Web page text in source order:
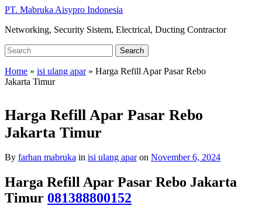
Skip
main
PT. Mabruka Aisypro Indonesia
Networking, Security Sistem, Electrical, Ducting Contractor
Search
for:
Search
Home » isi ulang apar» Harga Refill Apar Pasar Rebo
Jakarta Timur
Harga Refill Apar Pasar Rebo
Jakarta Timur
By farhan mabruka in isi ulang aparon November 6, 2024
Harga Refill Apar Pasar Rebo Jakarta
Timur 081388800152